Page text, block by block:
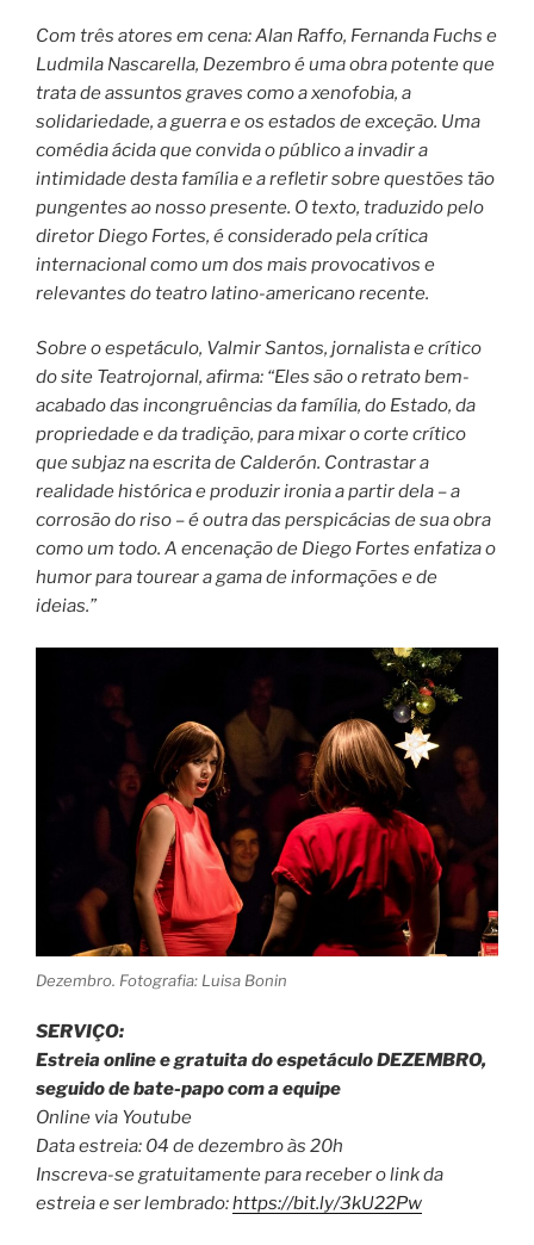
Com três atores em cena: Alan Raffo, Fernanda Fuchs e
Ludmila Nascarella, Dezembro é uma obra potente que
trata de assuntos graves como a xenofobia, a
solidariedade, a guerra e os estados de exceção. Uma
comédia ácida que convida o público a invadir a
intimidade desta família e a refletir sobre questões tão
pungentes ao nosso presente. O texto, traduzido pelo
diretor Diego Fortes, é considerado pela crítica
internacional como um dos mais provocativos e
relevantes do teatro latino-americano recente.
Sobre o espetáculo, Valmir Santos, jornalista e crítico
do site Teatrojornal, afirma: “Eles são o retrato bem-
acabado das incongruências da família, do Estado, da
propriedade e da tradição, para mixar o corte crítico
que subjaz na escrita de Calderón. Contrastar a
realidade histórica e produzir ironia a partir dela – a
corrosão do riso – é outra das perspicácias de sua obra
como um todo. A encenação de Diego Fortes enfatiza o
humor para tourear a gama de informações e de
ideias.”
Dezembro. Fotografia: Luisa Bonin
SERVIÇO:
Estreia online e gratuita do espetáculo DEZEMBRO,
seguido de bate-papo com a equipe
Online via Youtube
Data estreia: 04 de dezembro às 20h
Inscreva-se gratuitamente para receber o link da
estreia e ser lembrado:https://bit.ly/3kU22Pw